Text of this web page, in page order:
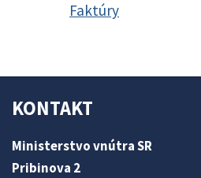
Faktúry
KONTAKT
Ministerstvo vnútra SR
Pribinova 2